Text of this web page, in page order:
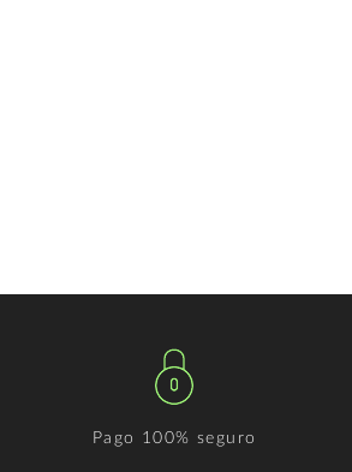
Pago 100% seguro